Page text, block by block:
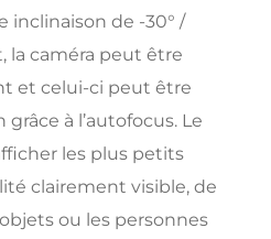
inclinaison de -30° /
la caméra peut être
et celui-ci peut être
à l’autofocus. Le
les plus petits
clairement visible, de
ou les personnes